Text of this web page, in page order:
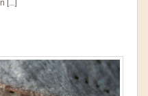
[…]